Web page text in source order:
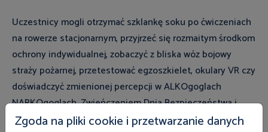
Uczestnicy mogli otrzymać szklankę soku po ćwiczeniach
na rowerze stacjonarnym, przyjrzeć się rozmaitym środkom
ochrony indywidualnej, zobaczyć z bliska wóz bojowy
straży pożarnej, przetestować egzoszkielet, okulary VR czy
doświadczyć zmienionej percepcji w ALKOgoglach
NARKOgoglach. Zwieńczeniem Dnia Bezpieczeństwa i
Ochrony Zdrowia był "Bieg dla zdrowia".
Zgoda na pliki cookie i przetwarzanie danych